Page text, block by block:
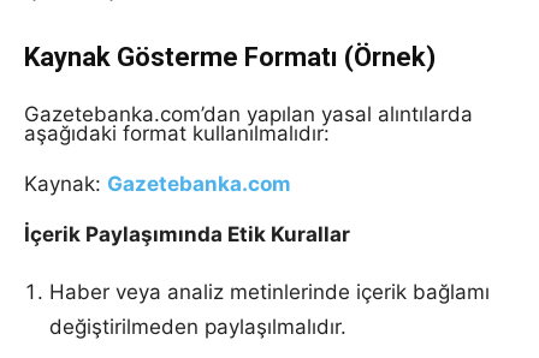
Kaynak Gösterme Formatı (Örnek)
Gazetebanka.com’dan yapılan yasal alıntılarda
aşağıdaki format kullanılmalıdır:
Kaynak: Gazetebanka.com
İçerik Paylaşımında Etik Kurallar
Haber veya analiz metinlerinde içerik bağlamı
değiştirilmeden paylaşılmalıdır.